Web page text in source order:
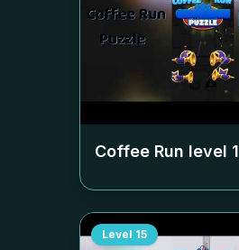
Coffee Run level
Level 15